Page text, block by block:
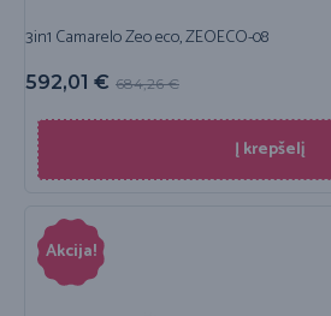
3in1 Camarelo Zeo eco, ZEOECO-08
684,26€
592,01 €
Į krepšelį
Akcija!